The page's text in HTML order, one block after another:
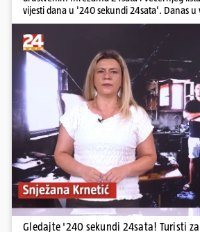
vijesti dana u '240 sekundi 24sata'. Danas u
Krnetić: Turisti uništili apartman u Istri, 125
stajati sanacija otpada u Gospiću, u Osijeku
suca, od utorka nove cijene goriva, rastu
branitelja...
Pokretanje videa...
Gledajte '240 sekundi 24sata! Turisti